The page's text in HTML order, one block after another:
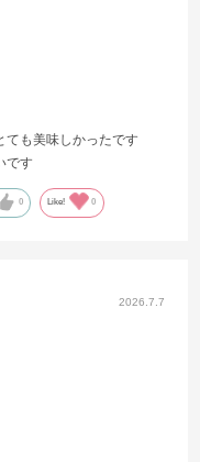
ても美味しかったです
です
0 Like! 0
2026.7.7